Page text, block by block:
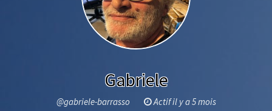
Gabriele
@gabriele-barrasso Actif il y a 5 mois